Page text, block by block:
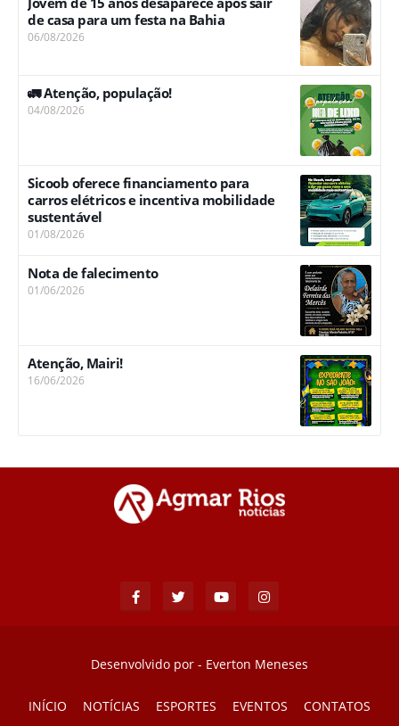
de casa para um festa na Bahia
06/08/2026
🚛 Atenção, população!
04/08/2026
Sicoob oferece financiamento para
carros elétricos e incentiva mobilidade
sustentável
01/08/2026
Nota de falecimento
01/06/2026
Atenção, Mairi!
16/06/2026
Desenvolvido por - Everton Meneses
INÍCIO NOTÍCIAS ESPORTES EVENTOS CONTATOS